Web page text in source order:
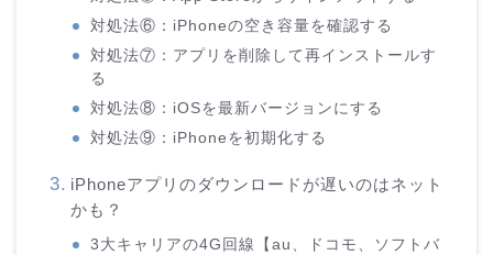
対処法⑥：iPhoneの空き容量を確認する
対処法⑦：アプリを削除して再インストールす
る
対処法⑧：iOSを最新バージョンにする
対処法⑨：iPhoneを初期化する
iPhoneアプリのダウンロードが遅いのはネット
かも？
3大キャリアの4G回線【au、ドコモ、ソフトバ